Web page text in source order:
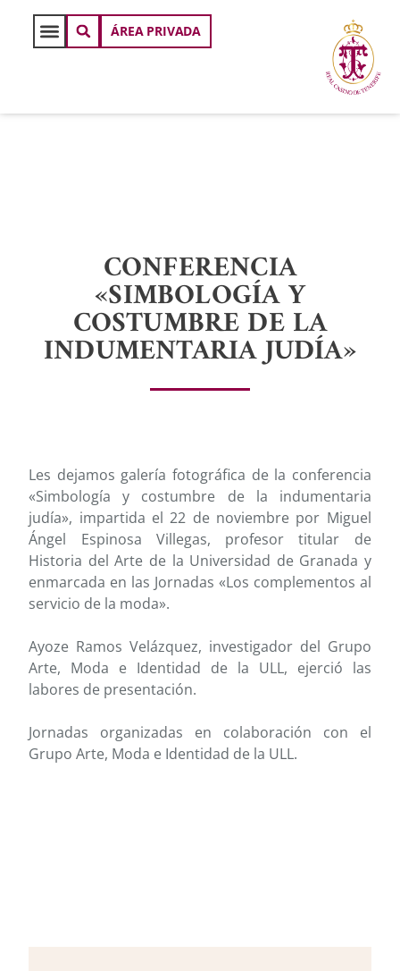
ÁREA PRIVADA
CONFERENCIA
«SIMBOLOGÍA Y
COSTUMBRE DE LA
INDUMENTARIA JUDÍA»
Les dejamos galería fotográfica de la conferencia
«Simbología y costumbre de la indumentaria
judía», impartida el 22 de noviembre por Miguel
Ángel Espinosa Villegas, profesor titular de
Historia del Arte de la Universidad de Granada y
enmarcada en las Jornadas «Los complementos al
servicio de la moda».
Ayoze Ramos Velázquez, investigador del Grupo
Arte, Moda e Identidad de la ULL, ejerció las
labores de presentación.
Jornadas organizadas en colaboración con el
Grupo Arte, Moda e Identidad de la ULL.